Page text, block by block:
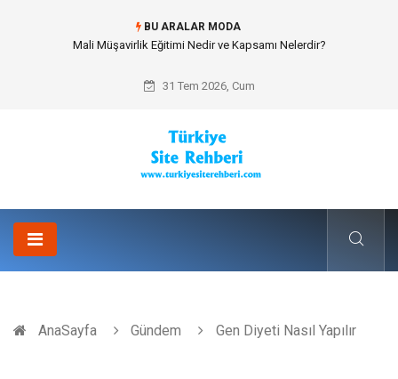
BU ARALAR MODA
Mali Müşavirlik Eğitimi Nedir ve Kapsamı Nelerdir?
31 Tem 2026, Cum
AnaSayfa Gündem Gen Diyeti Nasıl Yapılır